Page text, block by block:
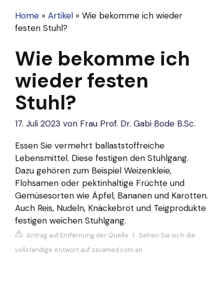
Home » Artikel » Wie bekomme ich wieder
festen Stuhl?
Wie bekomme ich
wieder festen
Stuhl?
17. Juli 2023 von Frau Prof. Dr. Gabi Bode B.Sc.
Essen Sie vermehrt ballaststoffreiche
Lebensmittel. Diese festigen den Stuhlgang.
Dazu gehören zum Beispiel Weizenkleie,
Flohsamen oder pektinhaltige Früchte und
Gemüsesorten wie Äpfel, Bananen und Karotten.
Auch Reis, Nudeln, Knäckebrot und Teigprodukte
festigen weichen Stuhlgang.
Antrag auf Entfernung der Quelle | Sehen Sie sich die
vollständige Antwort auf zavamed.com an